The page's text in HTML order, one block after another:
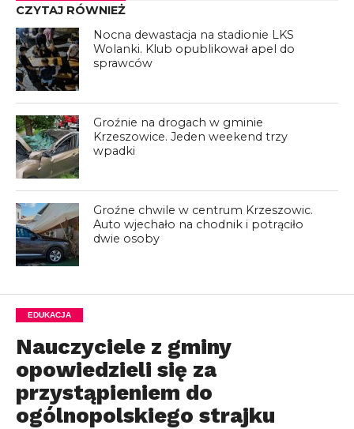
CZYTAJ RÓWNIEŻ
Nocna dewastacja na stadionie LKS
Wolanki. Klub opublikował apel do
sprawców
Groźnie na drogach w gminie
Krzeszowice. Jeden weekend trzy
wpadki
Groźne chwile w centrum Krzeszowic.
Auto wjechało na chodnik i potrąciło
dwie osoby
EDUKACJA
Nauczyciele z gminy
opowiedzieli się za
przystąpieniem do
ogólnopolskiego strajku